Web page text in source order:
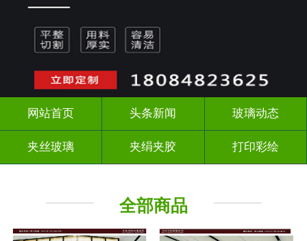
网站首页 头条新闻 玻璃动态
夹丝玻璃 夹绢夹胶 打印彩绘
全部商品